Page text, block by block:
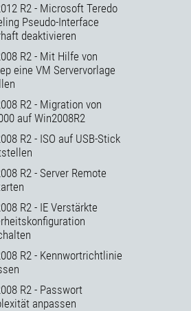
R2 - Microsoft Teredo
Pseudo-Interface
deaktivieren
R2 - Mit Hilfe von
eine VM Servervorlage
R2 - Migration von
auf Win2008R2
R2 - ISO auf USB-Stick
R2 - Server Remote
R2 - IE Verstärkte
R2 - Kennwortrichtlinie
R2 - Passwort
anpassen